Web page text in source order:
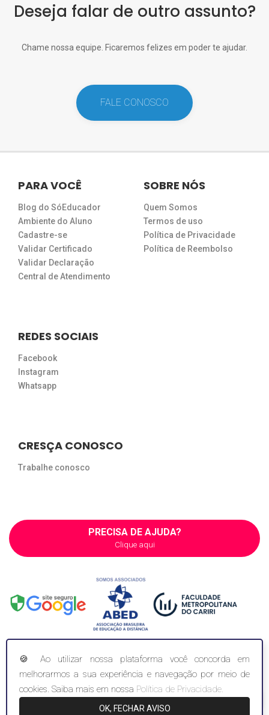
🍪 Ao utilizar nossa plataforma você concorda em
melhorarmos a sua experiência e navegação por meio de
cookies. Saiba mais em nossa Política de Privacidade.
OK, FECHAR AVISO
Deseja falar de outro assunto?
Chame nossa equipe. Ficaremos felizes em poder te ajudar.
FALE CONOSCO
PARA VOCÊ
Blog do SóEducador
Ambiente do Aluno
Cadastre-se
Validar Certificado
Validar Declaração
Central de Atendimento
SOBRE NÓS
Quem Somos
Termos de uso
Política de Privacidade
Política de Reembolso
REDES SOCIAIS
Facebook
Instagram
Whatsapp
CRESÇA CONOSCO
Trabalhe conosco
PRECISA DE AJUDA?
Clique aqui
COPYRIGHT ©2026. INCI - INSTITUTO NACIONAL DE APERFEIÇOAMENTO PROFISSIONAL
- CNPJ: 36.692.668/0001-94
Olá, precisa de ajuda?